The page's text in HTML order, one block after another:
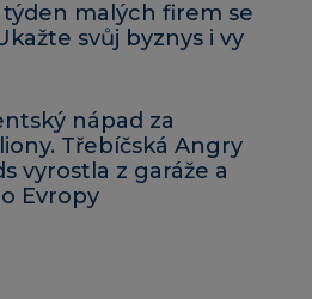
týden malých firem se
svůj byznys i vy
nápad za
Třebíčská Angry
vyrostla z garáže a
Evropy